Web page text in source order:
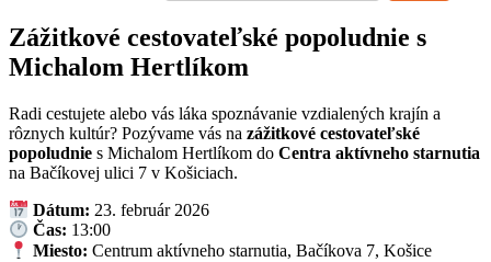
Zážitkové cestovateľské popoludnie s
Michalom Hertlíkom
Radi cestujete alebo vás láka spoznávanie vzdialených krajín a
rôznych kultúr? Pozývame vás na zážitkové cestovateľské
popoludnie s Michalom Hertlíkom do Centra aktívneho starnutia
na Bačíkovej ulici 7 v Košiciach.
Dátum: 23. február 2026
Čas: 13:00
Miesto: Centrum aktívneho starnutia, Bačíkova 7, Košice